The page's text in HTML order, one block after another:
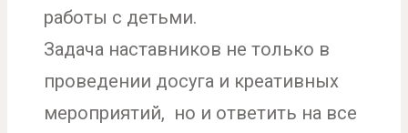
работы с детьми.
Задача наставников не только в
проведении досуга и креативных
мероприятий, но и ответить на все